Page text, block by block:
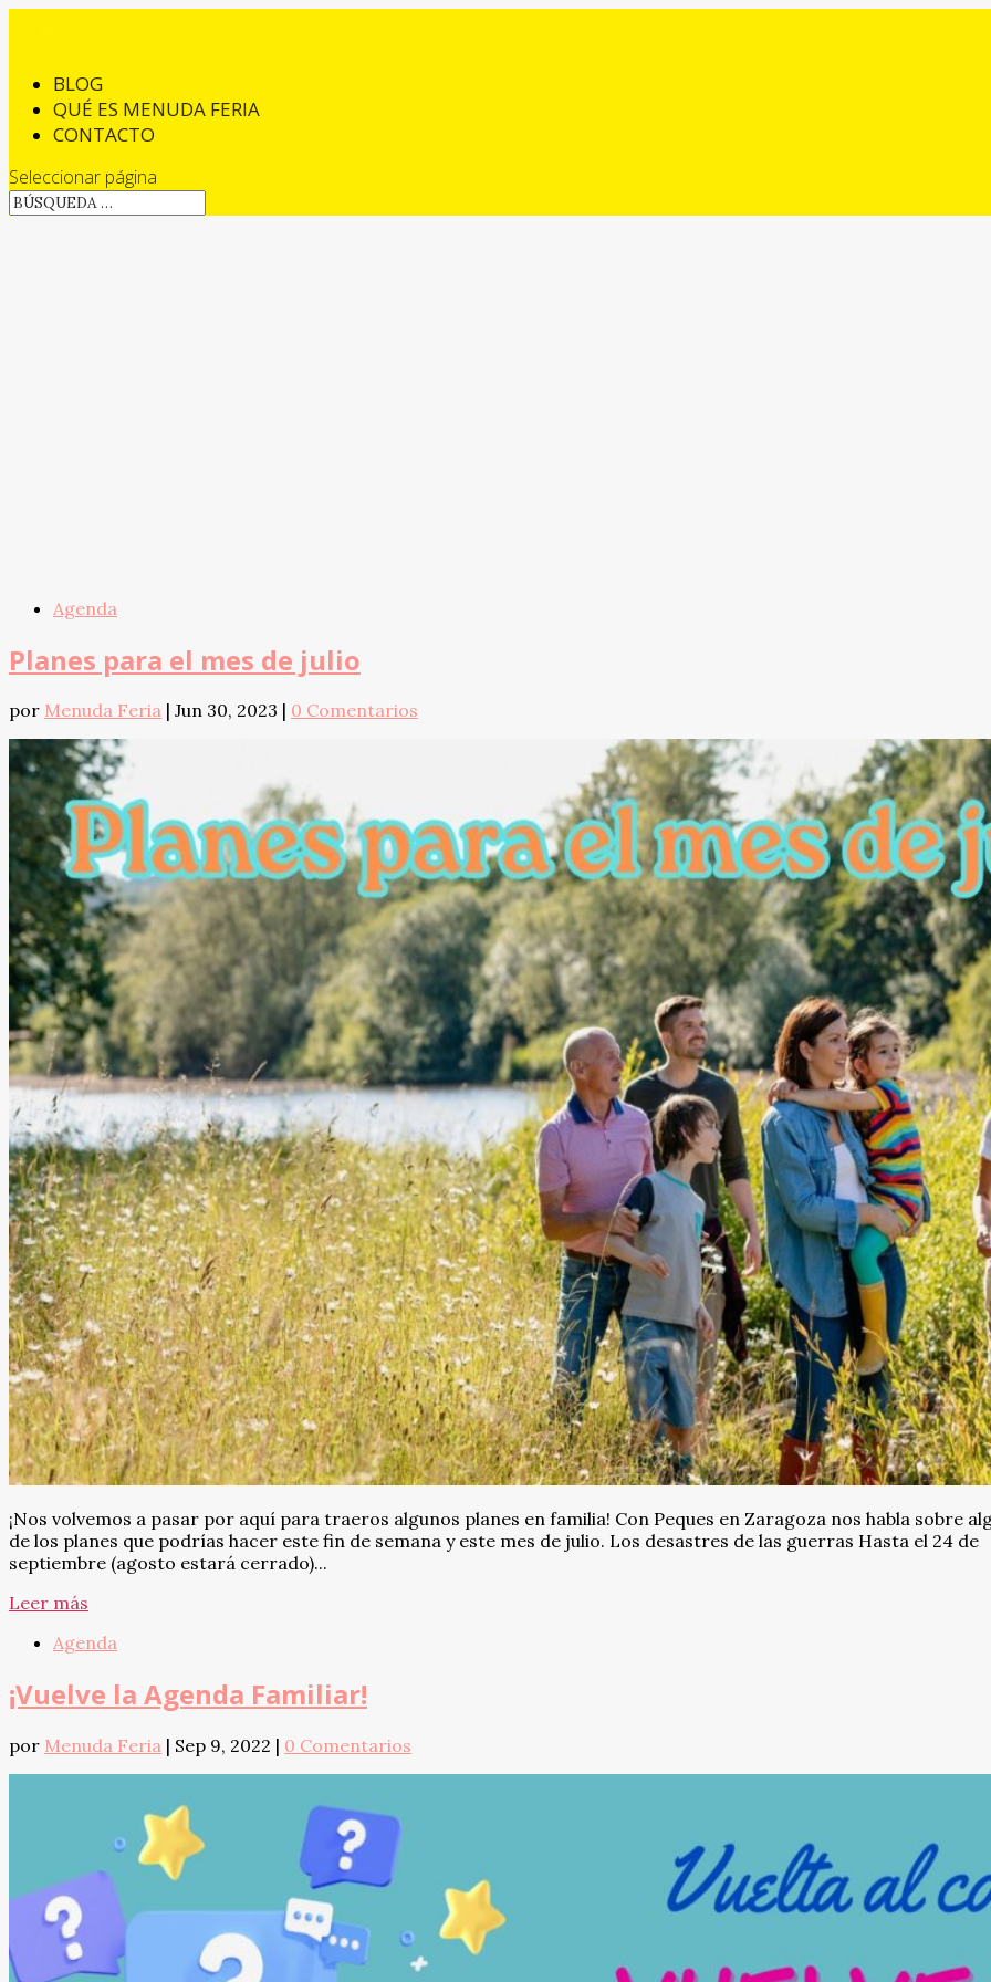
BLOG
QUÉ ES MENUDA FERIA
CONTACTO
Seleccionar página
Agenda
Planes para el mes de julio
por Menuda Feria | Jun 30, 2023 | 0 Comentarios
¡Nos volvemos a pasar por aquí para traeros algunos planes en familia! Con Peques en Zaragoza nos habla sobre
de los planes que podrías hacer este fin de semana y este mes de julio. Los desastres de las guerras Hasta el 24 de
septiembre (agosto estará cerrado)...
Leer más
Agenda
¡Vuelve la Agenda Familiar!
por Menuda Feria | Sep 9, 2022 | 0 Comentarios